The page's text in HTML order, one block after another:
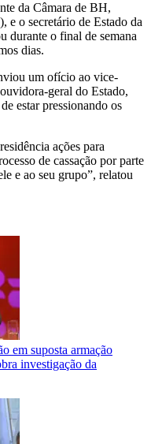
da Câmara de BH,
e o secretário de Estado da
durante o final de semana
dias.
um ofício ao vice-
geral do Estado,
estar pressionando os
ações para
de cassação por parte
e ao seu grupo”, relatou
em suposta armação
investigação da